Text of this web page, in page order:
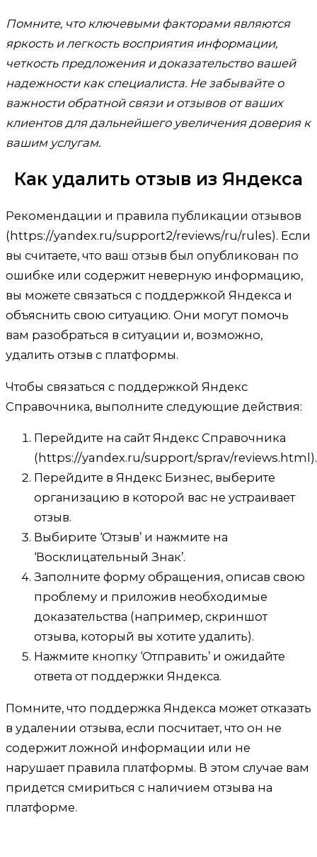
Помните, что ключевыми факторами являются
яркость и легкость восприятия информации,
четкость предложения и доказательство вашей
надежности как специалиста. Не забывайте о
важности обратной связи и отзывов от ваших
клиентов для дальнейшего увеличения доверия к
вашим услугам.
Как удалить отзыв из Яндекса
Рекомендации и правила публикации отзывов
(https://yandex.ru/support2/reviews/ru/rules). Если
вы считаете, что ваш отзыв был опубликован по
ошибке или содержит неверную информацию,
вы можете связаться с поддержкой Яндекса и
объяснить свою ситуацию. Они могут помочь
вам разобраться в ситуации и, возможно,
удалить отзыв с платформы.
Чтобы связаться с поддержкой Яндекс
Справочника, выполните следующие действия:
Перейдите на сайт Яндекс Справочника
(https://yandex.ru/support/sprav/reviews.html).
Перейдите в Яндекс Бизнес, выберите
организацию в которой вас не устраивает
отзыв.
Выбирите ‘Отзыв’ и нажмите на
‘Восклицательный Знак’.
Заполните форму обращения, описав свою
проблему и приложив необходимые
доказательства (например, скриншот
отзыва, который вы хотите удалить).
Нажмите кнопку ‘Отправить’ и ожидайте
ответа от поддержки Яндекса.
Помните, что поддержка Яндекса может отказать
в удалении отзыва, если посчитает, что он не
содержит ложной информации или не
нарушает правила платформы. В этом случае вам
придется смириться с наличием отзыва на
платформе.